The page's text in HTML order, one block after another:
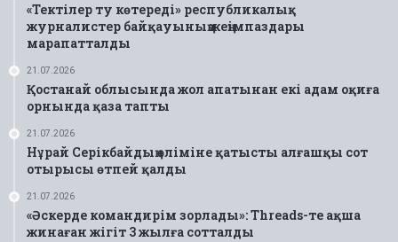
«Тектілер ту көтереді» республикалық
журналистер байқауының жеңімпаздары
марапатталды
21.07.2026
Қостанай облысында жол апатынан екі адам оқиға
орнында қаза тапты
21.07.2026
Нұрай Серікбайдың өліміне қатысты алғашқы сот
отырысы өтпей қалды
21.07.2026
«Әскерде командирім зорлады»: Threads-те ақша
жинаған жігіт 3 жылға сотталды